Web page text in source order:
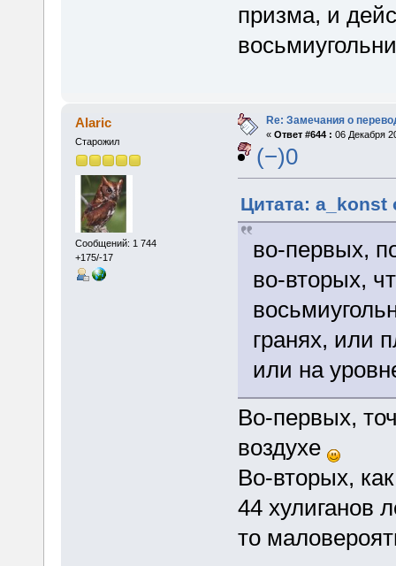
призма, и
Alaric
Старожил
Сообщений: 1 744
+175/-17
Re: Замечания о
« Ответ #644 : 06 Декабря
(−)0
Цитата: a_konst
во-первых,
во-вторых,
гранях, или
или на
Во-первых,
воздухе
Во-вторых,
44 хулиганов
то